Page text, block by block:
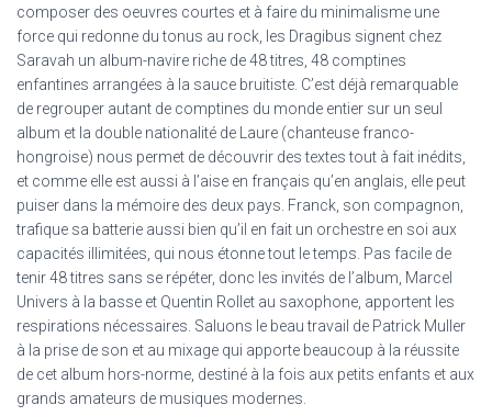
composer des oeuvres courtes et à faire du minimalisme une
force qui redonne du tonus au rock, les Dragibus signent chez
Saravah un album-navire riche de 48 titres, 48 comptines
enfantines arrangées à la sauce bruitiste. C’est déjà remarquable
de regrouper autant de comptines du monde entier sur un seul
album et la double nationalité de Laure (chanteuse franco-
hongroise) nous permet de découvrir des textes tout à fait inédits,
et comme elle est aussi à l’aise en français qu’en anglais, elle peut
puiser dans la mémoire des deux pays. Franck, son compagnon,
trafique sa batterie aussi bien qu’il en fait un orchestre en soi aux
capacités illimitées, qui nous étonne tout le temps. Pas facile de
tenir 48 titres sans se répéter, donc les invités de l’album, Marcel
Univers à la basse et Quentin Rollet au saxophone, apportent les
respirations nécessaires. Saluons le beau travail de Patrick Muller
à la prise de son et au mixage qui apporte beaucoup à la réussite
de cet album hors-norme, destiné à la fois aux petits enfants et aux
grands amateurs de musiques modernes.